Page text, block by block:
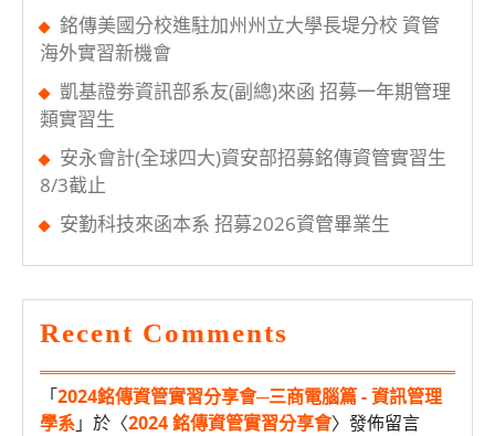
銘傳美國分校進駐加州州立大學長堤分校 資管
海外實習新機會
凱基證劵資訊部系友(副總)來函 招募一年期管理
類實習生
安永會計(全球四大)資安部招募銘傳資管實習生
8/3截止
安勤科技來函本系 招募2026資管畢業生
Recent Comments
「2024銘傳資管實習分享會─三商電腦篇 - 資訊管理
學系」於〈2024 銘傳資管實習分享會〉發佈留言